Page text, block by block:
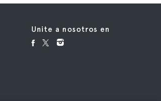
Unite a nosotros en